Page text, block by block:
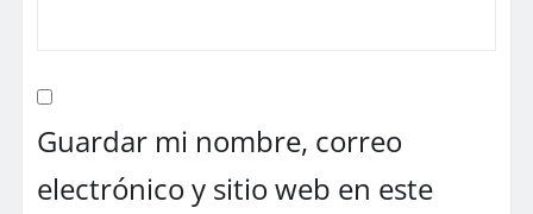
Guardar mi nombre, correo
electrónico y sitio web en este